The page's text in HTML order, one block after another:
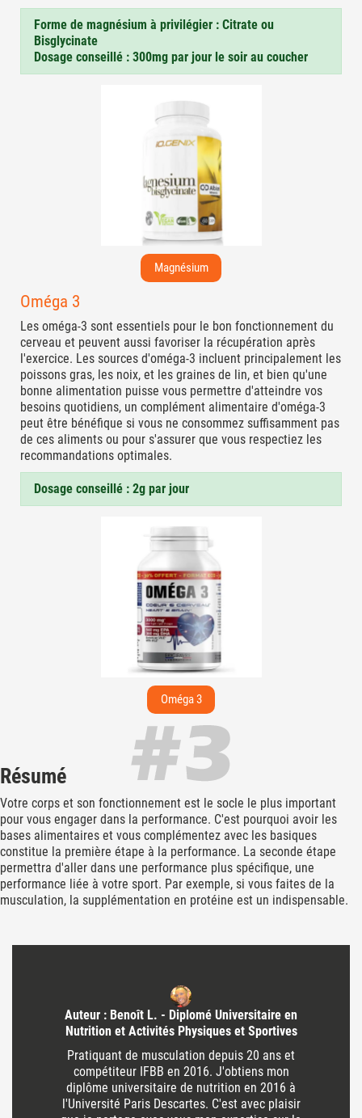
Forme de magnésium à privilégier : Citrate ou
Bisglycinate
Dosage conseillé : 300mg par jour le soir au coucher
Magnésium
Oméga 3
Les oméga-3 sont essentiels pour le bon fonctionnement du
cerveau et peuvent aussi favoriser la récupération après
l'exercice. Les sources d'oméga-3 incluent principalement les
poissons gras, les noix, et les graines de lin, et bien qu'une
bonne alimentation puisse vous permettre d'atteindre vos
besoins quotidiens, un complément alimentaire d'oméga-3
peut être bénéfique si vous ne consommez suffisamment pas
de ces aliments ou pour s'assurer que vous respectiez les
recommandations optimales.
Dosage conseillé : 2g par jour
Oméga 3
Résumé
Votre corps et son fonctionnement est le socle le plus important
pour vous engager dans la performance. C'est pourquoi avoir les
bases alimentaires et vous complémentez avec les basiques
constitue la première étape à la performance. La seconde étape
permettra d'aller dans une performance plus spécifique, une
performance liée à votre sport. Par exemple, si vous faites de la
musculation, la supplémentation en protéine est un indispensable.
Auteur : Benoît L. - Diplomé Universitaire en
Nutrition et Activités Physiques et Sportives
Pratiquant de musculation depuis 20 ans et
compétiteur IFBB en 2016. J'obtiens mon
diplôme universitaire de nutrition en 2016 à
l'Université Paris Descartes. C'est avec plaisir